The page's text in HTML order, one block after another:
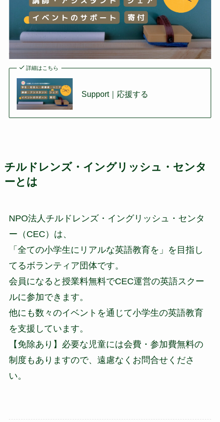
詳細はこちら
Support｜応援する
チルドレンズ・イングリッシュ・センタ
ーとは
NPO法人チルドレンズ・イングリッシュ・センタ
ー（CEC）は、
「全ての小学生にリアルな英語教育を」を目指し
てるボランティア団体です。
会員になると授業料無料でCEC運営の英語スクー
ルに参加できます。
他にも数々のイベントを通じて小学生の英語教育
を支援しています。
【免除あり】必要な児童には会費・参加費無料の
制度もありますので、遠慮なくお問合せくださ
い。